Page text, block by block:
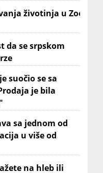
životinja u Zoo
da se srpskom
suočio se sa
je bila
sa jednom od
u više od
na hleb ili